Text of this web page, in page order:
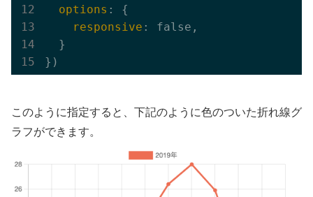
options : {
responsive : false,
  }
このように指定すると、下記のように色のついた折れ線グ
ラフができます。